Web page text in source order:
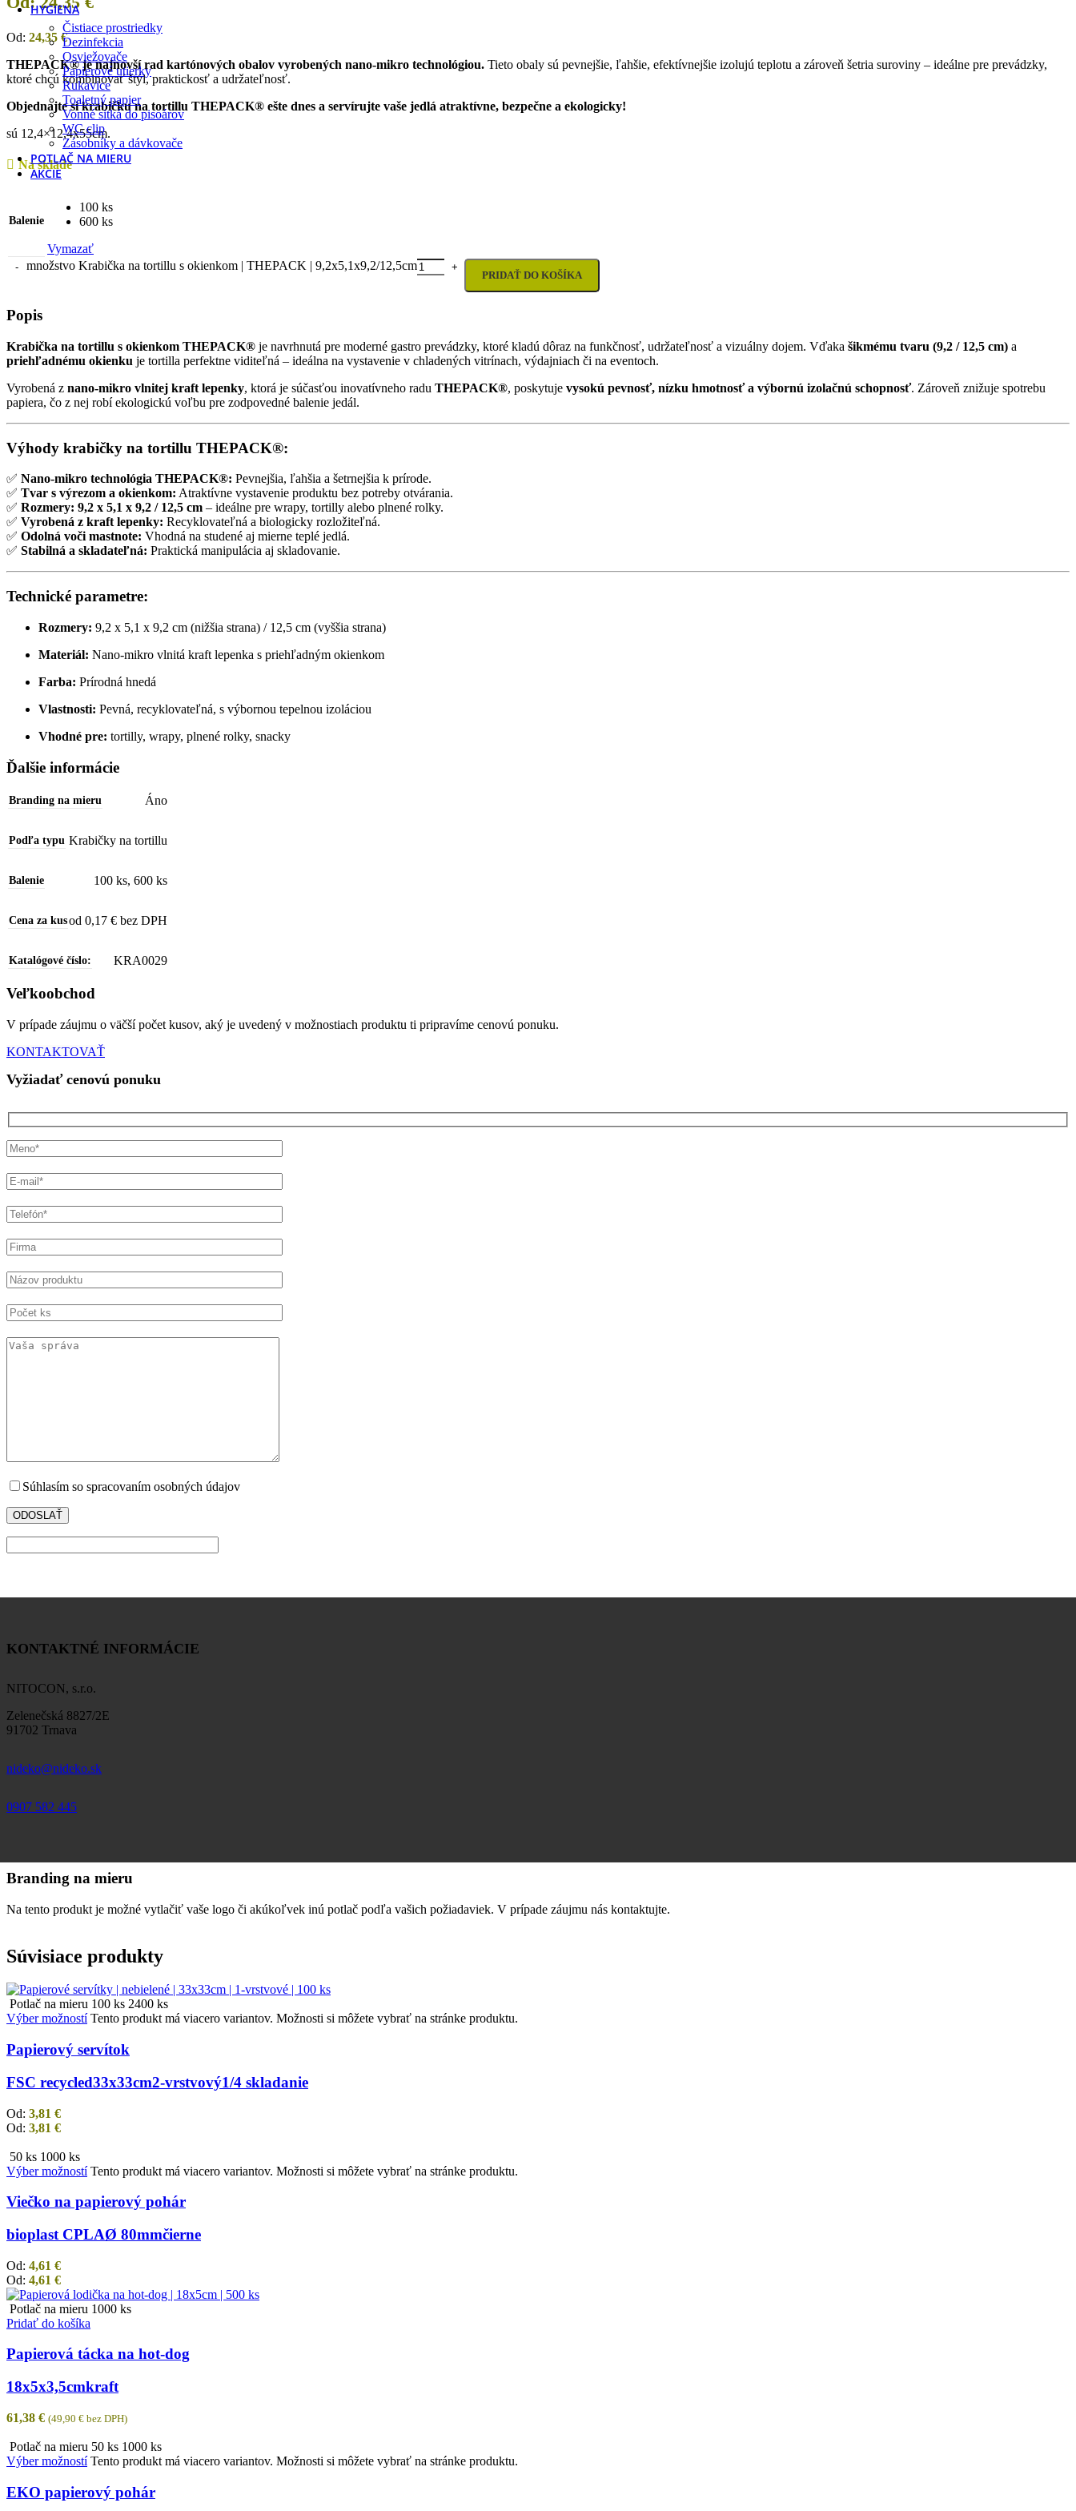
HYGIENA
Čistiace prostriedky
Dezinfekcia
Osviežovače
Papierové utierky
Rukavice
Toaletný papier
Vonné sitká do pisoárov
WC clip
Zásobníky a dávkovače
POTLAČ NA MIERU
AKCIE
Od: 24,35 €
THEPACK® je najnovší rad kartónových obalov vyrobených nano-mikro technológiou. Tieto obaly sú pevnejšie, ľahšie, efektívnejšie izolujú teplotu a zároveň šetria suroviny – ideálne pre prevádzky,
ktoré chcú kombinovať štýl, praktickosť a udržateľnosť.
Objednajte si krabičku na tortillu THEPACK® ešte dnes a servírujte vaše jedlá atraktívne, bezpečne a ekologicky!
sú 12,4×12,4x55cm.
Na sklade
Balenie
100 ks
600 ks
Vymazať
množstvo Krabička na tortillu s okienkom | THEPACK | 9,2x5,1x9,2/12,5cm
PRIDAŤ DO KOŠÍKA
Popis
Krabička na tortillu s okienkom THEPACK® je navrhnutá pre moderné gastro prevádzky, ktoré kladú dôraz na funkčnosť, udržateľnosť a vizuálny dojem. Vďaka šikmému tvaru (9,2 / 12,5 cm) a
priehľadnému okienku je tortilla perfektne viditeľná – ideálna na vystavenie v chladených vitrínach, výdajniach či na eventoch.
Vyrobená z nano-mikro vlnitej kraft lepenky, ktorá je súčasťou inovatívneho radu THEPACK®, poskytuje vysokú pevnosť, nízku hmotnosť a výbornú izolačnú schopnosť. Zároveň znižuje spotrebu
papiera, čo z nej robí ekologickú voľbu pre zodpovedné balenie jedál.
Výhody krabičky na tortillu THEPACK®:
✅ Nano-mikro technológia THEPACK®: Pevnejšia, ľahšia a šetrnejšia k prírode.
✅ Tvar s výrezom a okienkom: Atraktívne vystavenie produktu bez potreby otvárania.
✅ Rozmery: 9,2 x 5,1 x 9,2 / 12,5 cm – ideálne pre wrapy, tortilly alebo plnené rolky.
✅ Vyrobená z kraft lepenky: Recyklovateľná a biologicky rozložiteľná.
✅ Odolná voči mastnote: Vhodná na studené aj mierne teplé jedlá.
✅ Stabilná a skladateľná: Praktická manipulácia aj skladovanie.
Technické parametre:
Rozmery: 9,2 x 5,1 x 9,2 cm (nižšia strana) / 12,5 cm (vyššia strana)
Materiál: Nano-mikro vlnitá kraft lepenka s priehľadným okienkom
Farba: Prírodná hnedá
Vlastnosti: Pevná, recyklovateľná, s výbornou tepelnou izoláciou
Vhodné pre: tortilly, wrapy, plnené rolky, snacky
Ďalšie informácie
Branding na mieru Áno
Podľa typu Krabičky na tortillu
Balenie 100 ks, 600 ks
Cena za kusod 0,17 € bez DPH
Katalógové číslo: KRA0029
Veľkoobchod
V prípade záujmu o väčší počet kusov, aký je uvedený v možnostiach produktu ti pripravíme cenovú ponuku.
KONTAKTOVAŤ
Vyžiadať cenovú ponuku
Súhlasím so spracovaním osobných údajov
KONTAKTNÉ INFORMÁCIE
NITOCON, s.r.o.
Zelenečská 8827/2E
91702 Trnava
nideko@nideko.sk
0907 582 445
Branding na mieru
Na tento produkt je možné vytlačiť vaše logo či akúkoľvek inú potlač podľa vašich požiadaviek. V prípade záujmu nás kontaktujte.
Súvisiace produkty
Potlač na mieru 100 ks 2400 ks
Výber možností Tento produkt má viacero variantov. Možnosti si môžete vybrať na stránke produktu.
Papierový servítok
FSC recycled33x33cm2-vrstvový1/4 skladanie
Od: 3,81 €
Od: 3,81 €
50 ks 1000 ks
Výber možností Tento produkt má viacero variantov. Možnosti si môžete vybrať na stránke produktu.
Viečko na papierový pohár
bioplast CPLAØ 80mmčierne
Od: 4,61 €
Od: 4,61 €
Potlač na mieru 1000 ks
Pridať do košíka
Papierová tácka na hot-dog
18x5x3,5cmkraft
61,38 € (49,90 € bez DPH)
Potlač na mieru 50 ks 1000 ks
Výber možností Tento produkt má viacero variantov. Možnosti si môžete vybrať na stránke produktu.
EKO papierový pohár